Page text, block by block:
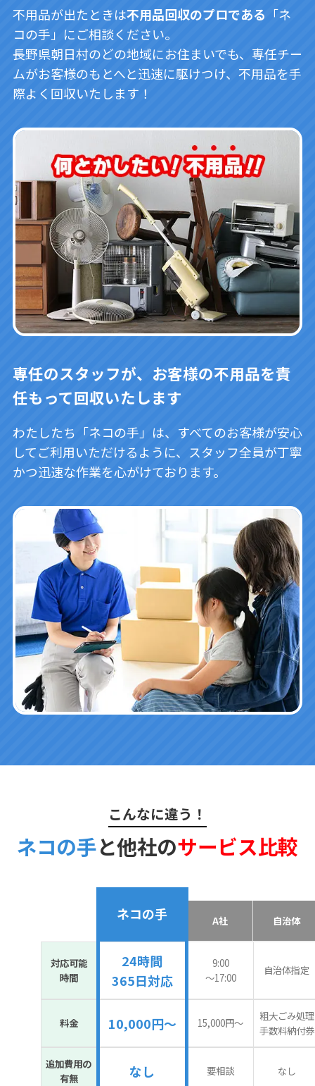
不用品が出たときは不用品回収のプロである 「ネ
コの手」にご相談ください。
長野県朝日村のどの地域にお住まいでも、専任チー
ムがお客様のもとへと迅速に駆けつけ、不用品を手
際よく回収いたします！
専任のスタッフが、お客様の不用品を責
任もって回収いたします
わたしたち「ネコの手」は、すべてのお客様が安心
してご利用いただけるように、スタッフ全員が丁寧
かつ迅速な作業を心がけております。
こんなに違う！
ネコの手と他社のサービス比較
ネコの手 A社 自治体
対応可能
時間
24時間
365日対応
9:00
〜17:00
自治体指定
料金 10,000円～ 15,000円〜
粗大ごみ処理
手数料納付券
追加費用の
有無
なし 要相談 なし